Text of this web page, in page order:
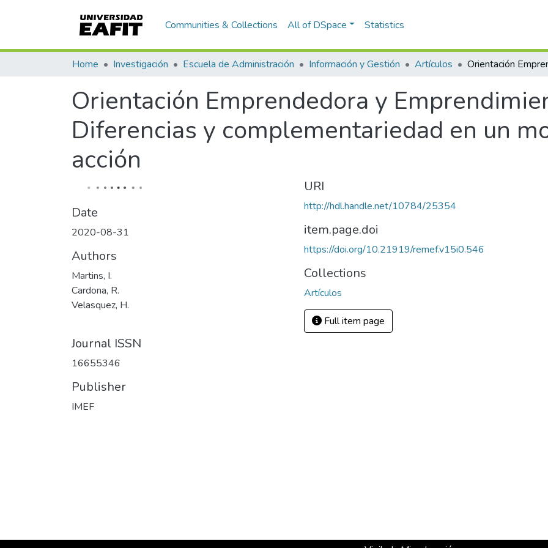
Communities & Collections All of DSpace Statistics
Home Investigación Escuela de Administración Información y Gestión Artículos
Orientación Emprendedora y
Diferencias y complementariedad en un
acción
Date
2020-08-31
Authors
Martins, I.
Cardona, R.
Velasquez, H.
Journal ISSN
16655346
Publisher
IMEF
URI
http://hdl.handle.net/10784/25354
item.page.doi
https://doi.org/10.21919/remef.v15i0.546
Collections
Artículos
Full item page